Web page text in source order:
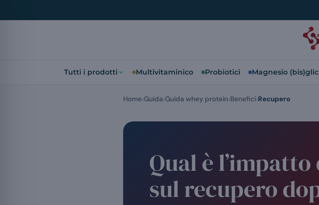
Tutti i prodotti Multivitaminico Probiotici Magnesio
Qual è
sul recupero
Home Guida Guida whey protein Benefici Recupero